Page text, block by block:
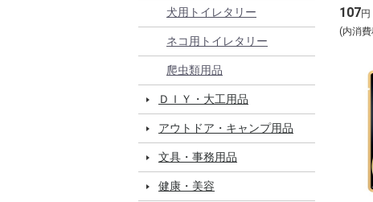
犬用トイレタリー
ネコ用トイレタリー
爬虫類用品
ＤＩＹ・大工用品
アウトドア・キャンプ用品
文具・事務用品
健康・美容
お魚
35g
107円
(内消